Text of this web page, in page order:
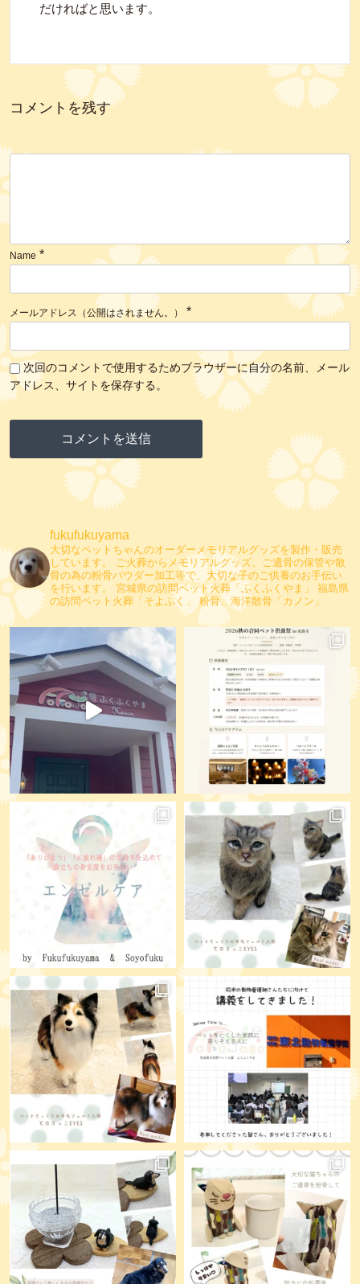
だければと思います。
コメントを残す
Name *
メールアドレス（公開はされません。） *
次回のコメントで使用するためブラウザーに自分の名前、メール
アドレス、サイトを保存する。
fukufukuyama
大切なペットちゃんのオーダーメモリアルグッズを製作・販売
しています。
ご火葬からメモリアルグッズ、ご遺骨の保管や散
骨の為の粉骨パウダー加工等で、大切な子のご供養のお手伝い
を行います。
宮城県の訪問ペット火葬「ふくふくやま」
福島県
の訪問ペット火葬「そよふく」
粉骨、海洋散骨「カノン」